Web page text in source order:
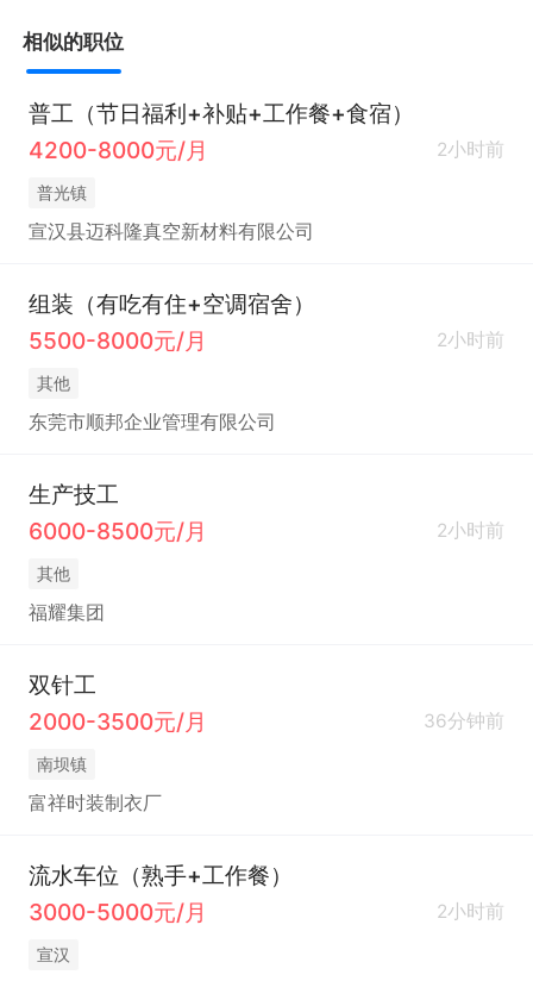
相似的职位
普工（节日福利+补贴+工作餐+食宿）
4200-8000元/月
2小时前
普光镇
宣汉县迈科隆真空新材料有限公司
组装（有吃有住+空调宿舍）
5500-8000元/月
2小时前
其他
东莞市顺邦企业管理有限公司
生产技工
6000-8500元/月
2小时前
其他
福耀集团
双针工
2000-3500元/月
36分钟前
南坝镇
富祥时装制衣厂
流水车位（熟手+工作餐）
3000-5000元/月
2小时前
宣汉